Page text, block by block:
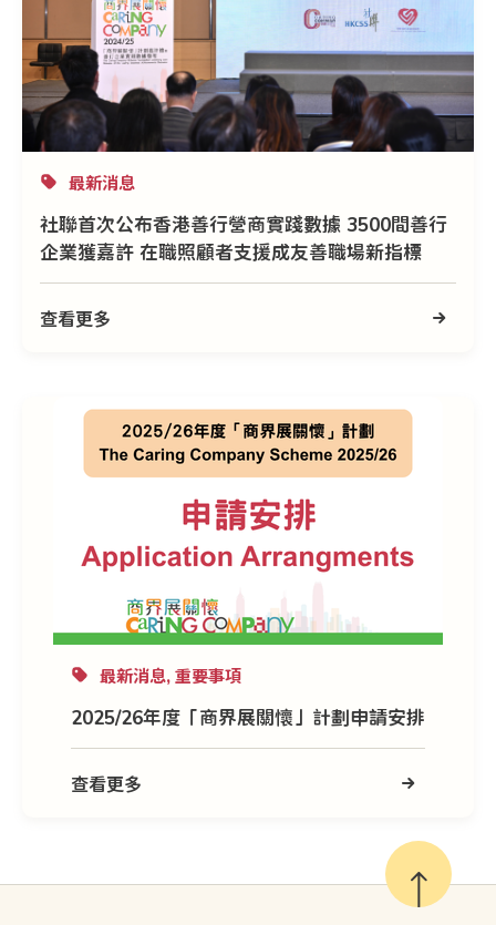
最新消息
社聯首次公布香港善行營商實踐數據 3500間善行
企業獲嘉許 在職照顧者支援成友善職場新指標
查看更多
最新消息, 重要事項
2025/26年度「商界展關懷」計劃申請安排
查看更多